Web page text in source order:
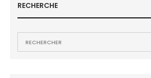
RECHERCHE